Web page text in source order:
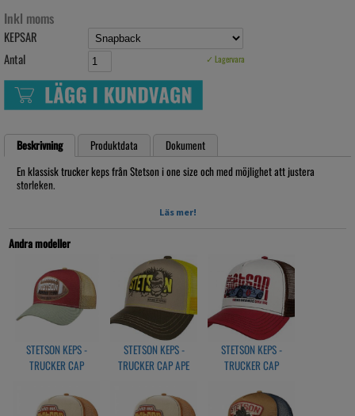
Inkl moms
KEPSAR
Antal
✓ Lagervara
Beskrivning Produktdata
Dokument
En klassisk trucker keps från Stetson i one size och med möjlighet att justera
storleken.
Material 100% polyester
Lining 100% cotton
Length of visor 7 cm
Height of crown approx. 10.5 cm
Artikelnr: 776119 COL 28
Läs mer!
Andra modeller
STETSON KEPS -
TRUCKER CAP
STETSON KEPS -
TRUCKER CAP APE
STETSON KEPS -
TRUCKER CAP